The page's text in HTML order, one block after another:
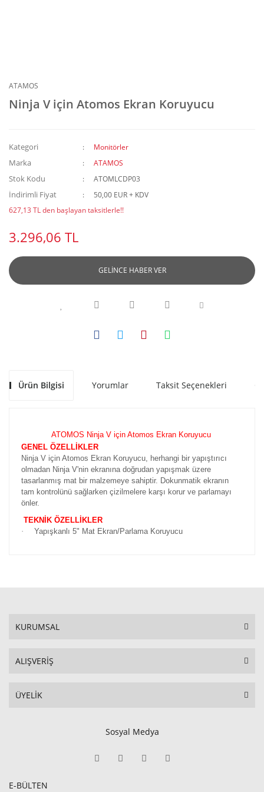
ATAMOS
Ninja V için Atomos Ekran Koruyucu
Kategori Monitörler
Marka ATAMOS
Stok Kodu ATOMLCDP03
İndirimli Fiyat
50,00 EUR + KDV
627,13 TL den başlayan taksitlerle!!
3.296,06 TL
GELİNCE HABER VER
Ürün Bilgisi Yorumlar Taksit Seçenekleri
ATOMOS Ninja V için Atomos Ekran Koruyucu
GENEL ÖZELLİKLER
Ninja V için Atomos Ekran Koruyucu, herhangi bir yapıştırıcı
olmadan Ninja V'nin ekranına doğrudan yapışmak üzere
tasarlanmış mat bir malzemeye sahiptir. Dokunmatik ekranın
tam kontrolünü sağlarken çizilmelere karşı korur ve parlamayı
önler.
TEKNİK ÖZELLİKLER
·
Yapışkanlı 5" Mat Ekran/Parlama Koruyucu
KURUMSAL
ALIŞVERİŞ
ÜYELİK
Sosyal Medya
E-BÜLTEN